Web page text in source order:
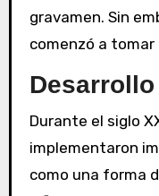
gravamen. Sin
comenzó a tomar
Durante el siglo
implementaron
como una forma